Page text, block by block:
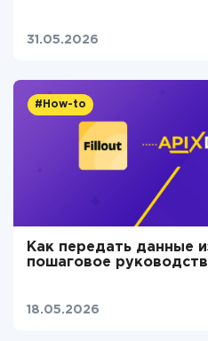
31.05.2026
#How-to
Как передать данные
пошаговое
18.05.2026